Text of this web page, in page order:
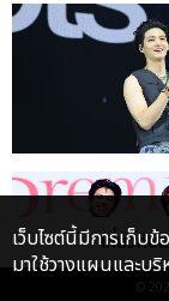
เกี่ยวกับเ
©
เว็บไซต์นี้มีการเก็บ
มาใช้วางแผนและบริ